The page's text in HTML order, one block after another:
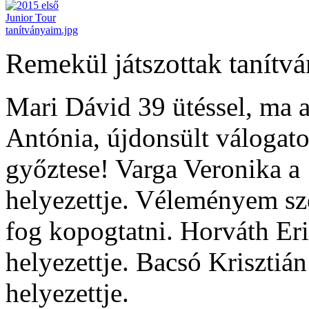
Remekül játszottak
Mari Dávid 39 ütéssel, ma
Antónia, újdonsült
győztese! Varga Veronika
helyezettje. Véleményem
fog kopogtatni. Horváth
helyezettje. Bacsó
helyezettje.